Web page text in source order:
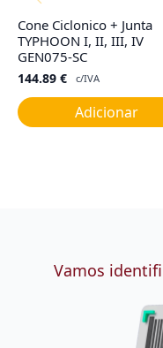
Cone Ciclonico + Junta
TYPHOON I, II, III, IV
GEN075-SC
144.89 € c/IVA
Adicionar
Vamos